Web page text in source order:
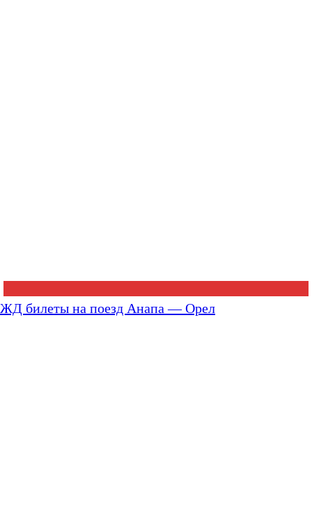
ЖД билеты на поезд Анапа — Орел